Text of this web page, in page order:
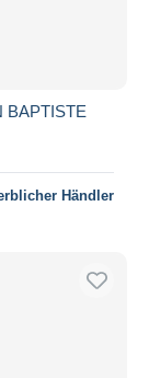
BAPTISTE
Händler